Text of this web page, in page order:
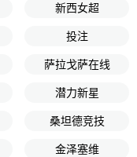
新西女超
投注
萨拉戈萨在线
潜力新星
桑坦德竞技
金泽塞维